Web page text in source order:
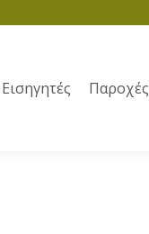
Εισηγητές Παροχές